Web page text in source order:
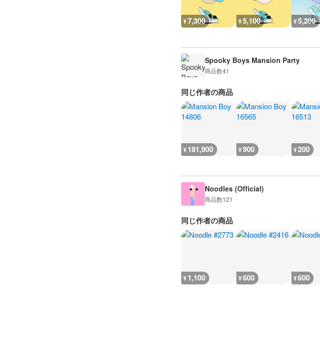
¥7,300 ¥5,100 ¥5,200
Spooky Boys Mansion Party
商品数41
同じ作者の商品
¥181,900 ¥900 ¥200
Noodles (Official)
商品数121
同じ作者の商品
¥1,100 ¥600 ¥600